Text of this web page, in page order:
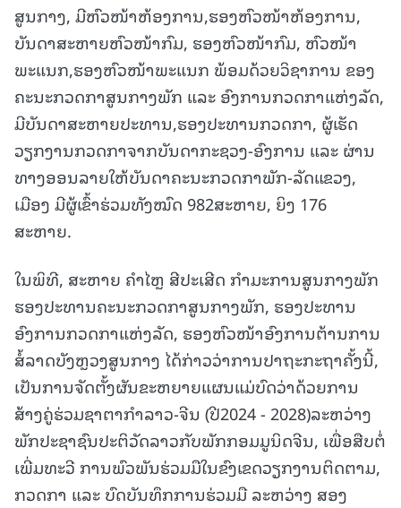
ສູນກາງ, ມີຫົວໜ້າຫ້ອງການ,ຮອງຫົວໜ້າຫ້ອງການ,
ບັນດາສະຫາຍຫົວໜ້າກົມ, ຮອງຫົວໜ້າກົມ, ຫົວໜ້າ
ພະແນກ,ຮອງຫົວໜ້າພະແນກ ພ້ອມດ້ວຍວິຊາການ ຂອງ
ຄະນະກວດກາສູນກາງພັກ ແລະ ອົງການກວດກາແຫ່ງລັດ,
ມີບັນດາສະຫາຍປະທານ,ຮອງປະທານກວດກາ, ຜູ້ເຮັດ
ວຽກງານກວດກາຈາກບັນດາກະຊວງ-ອົງການ ແລະ ຜ່ານ
ທາງອອນລາຍໃຫ້ບັນດາຄະນະກວດກາພັກ-ລັດແຂວງ,
ເມືອງ ມີຜູ້ເຂົ້າຮ່ວມທັງໝົດ 982ສະຫາຍ, ຍິງ 176
ສະຫາຍ.
ໃນພິທີ, ສະຫາຍ ຄຳໄຫຼ ສີປະເສີດ ກຳມະການສູນກາງພັກ
ຮອງປະທານຄະນະກວດກາສູນກາງພັກ, ຮອງປະທານ
ອົງການກວດກາແຫ່ງລັດ, ຮອງຫົວໜ້າອົງການຕ້ານການ
ສໍ້ລາດບັງຫຼວງສູນກາງ ໄດ້ກ່າວວ່າການປາຖະກະຖາຄັ້ງນີ້,
ເປັນການຈັດຕັ້ງຜັນຂະຫຍາຍແຜນແມ່ບົດວ່າດ້ວຍການ
ສ້າງຄູ່ຮ່ວມຊາຕາກໍາລາວ-ຈີນ (ປີ2024 - 2028)ລະຫວ່າງ
ພັກປະຊາຊົນປະຕິວັດລາວກັບພັກກອມມູນິດຈີນ, ເພື່ອສືບຕໍ່
ເພີ່ມທະວີ ການພົວພັນຮ່ວມມືໃນຂົງເຂດວຽກງານຕິດຕາມ,
ກວດກາ ແລະ ບົດບັນທຶກການຮ່ວມມື ລະຫວ່າງ ສອງ